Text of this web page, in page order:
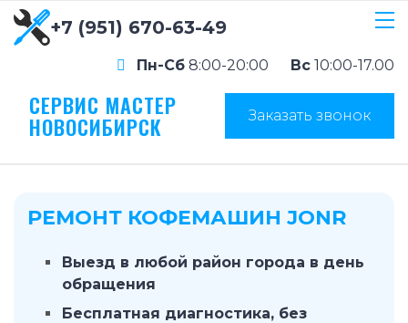
+7 (951) 670-63-49
Пн-Сб 8:00-20:00 Вс 10:00-17.00
СЕРВИС МАСТЕР
НОВОСИБИРСК Заказать звонок
РЕМОНТ КОФЕМАШИН JONR
Выезд в любой район города в день
обращения
Бесплатная диагностика, без